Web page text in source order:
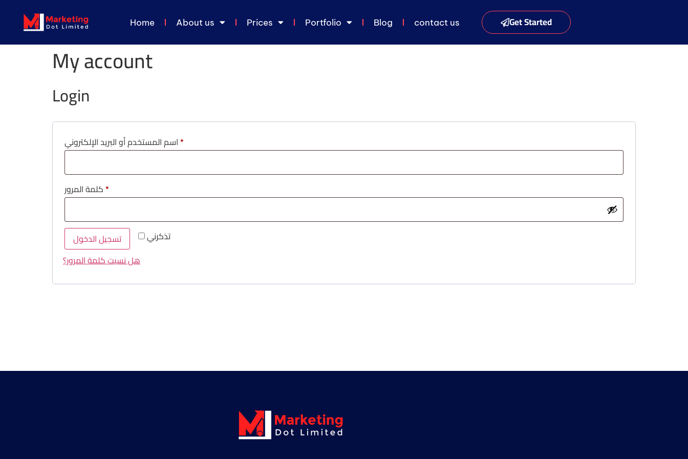
Home About us Prices Portfolio Blog contact us Get Started
My account
Login
*
*
تذكرني
تسجيل الدخول
هل نسيت كلمة المرور؟